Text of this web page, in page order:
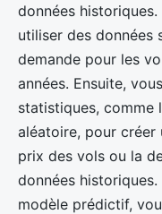
données
utiliser des données
demande pour les
années. Ensuite,
statistiques, comme
aléatoire, pour créer
prix des vols ou la
données
modèle prédictif,